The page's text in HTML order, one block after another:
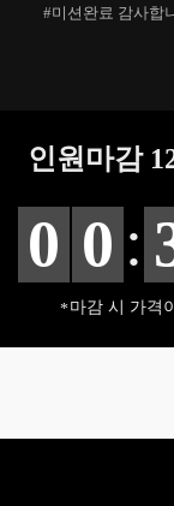
#미션완료 감사합
인원마감
0 0 :
마감 시 가격